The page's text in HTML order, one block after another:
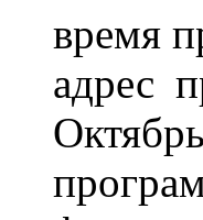
время
адрес